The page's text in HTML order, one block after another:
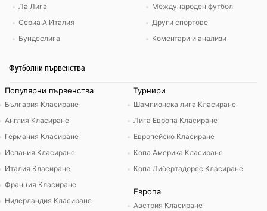
Ла Лига
Сериа А Италия
Бундеслига
Международен футбол
Други спортове
Коментари и анализи
Футболни първенства
Популярни първенства
България Класиране
Англия Класиране
Германия Класиране
Испания Класиране
Италия Класиране
Франция Класиране
Нидерландия Класиране
Турнири
Шампионска лига Класиране
Лига Европа Класиране
Европейско Класиране
Копа Америка Класиране
Копа Либертадорес Класиране
Европа
Австрия Класиране